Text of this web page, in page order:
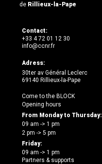
de Rillieux-la-Pape
Contact:
+33 4 72 01 12 30
info@ccnr.fr
Adress:
30ter av Général Leclerc
69140 Rillieux-la-Pape
Come to the BLOCK
Opening hours
From Monday to Thursday:
09 am -> 1 pm
2 pm -> 5 pm
Friday:
09 am -> 1 pm
Partners & supports